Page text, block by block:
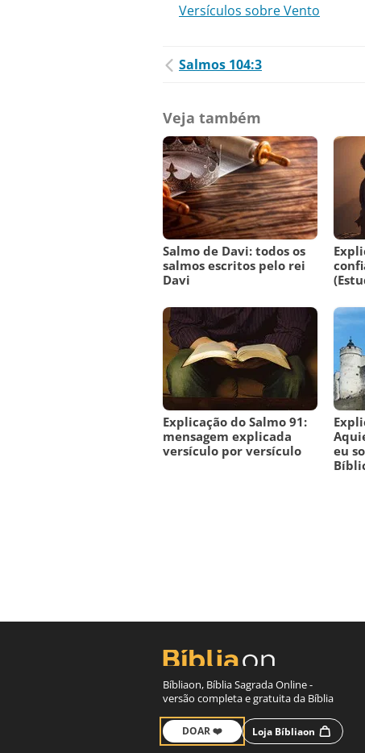
Versículos sobre Vento
Salmos 104:3
Veja também
Salmo de Davi: todos os
salmos escritos pelo rei
Davi
Explicação do Salmo 91:
mensagem explicada
versículo por versículo
eu
Bíbliaon, Bíblia Sagrada Online -
versão completa e gratuita da Bíblia
DOAR ❤️ Loja Bíbliaon